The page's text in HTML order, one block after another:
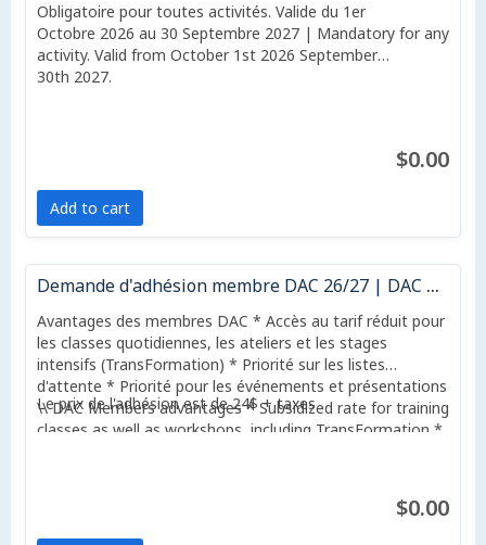
Obligatoire pour toutes activités. Valide du 1er
Octobre 2026 au 30 Septembre 2027 | Mandatory for any
activity. Valid from October 1st 2026 September
30th 2027.
$0.00
Add to cart
Demande d'adhésion membre DAC 26/27 | DAC Membership application 26/27
Avantages des membres DAC * Accès au tarif réduit pour
les classes quotidiennes, les ateliers et les stages
intensifs (TransFormation) * Priorité sur les listes
d'attente * Priorité pour les événements et présentations
\\ DAC Members advantages * Subsidized rate for training
classes as well as workshops, including TransFormation *
Le prix de l'adhésion est de 24$ + taxes
$0.00